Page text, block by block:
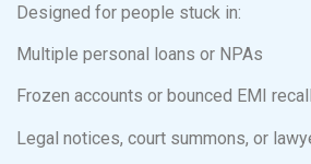
Designed for people stuck in:
Multiple personal loans or NPAs
Frozen accounts or bounced EMI
Legal notices, court summons, or